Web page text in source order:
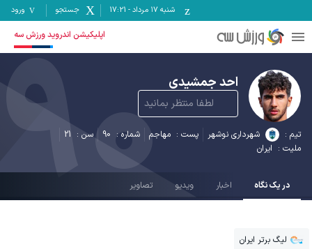
شنبه ۱۷ مرداد -
17:21 جستجو ورود
اپلیکیشن اندروید ورزش سه
احد جمشیدی
لطفا منتظر بمانید
تیم : شهرداری نوشهر پست : مهاجم شماره : 90 سن : 21
ملیت : ایران 90 در یک نگاه اخبار ویدیو تصاویر
لیگ برتر ایران